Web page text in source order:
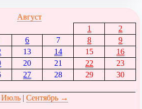
Август
1
2
6 7 8
9
13 14 15
16
20 21 22
23
27 28 29
30
| Сентябрь →